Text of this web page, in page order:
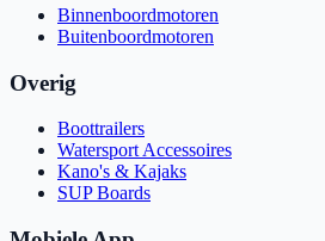
Binnenboordmotoren
Buitenboordmotoren
Overig
Boottrailers
Watersport Accessoires
Kano's & Kajaks
SUP Boards